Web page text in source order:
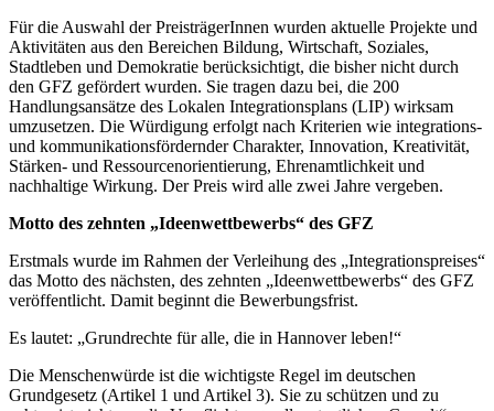
Für die Auswahl der PreisträgerInnen wurden aktuelle Projekte und
Aktivitäten aus den Bereichen Bildung, Wirtschaft, Soziales,
Stadtleben und Demokratie berücksichtigt, die bisher nicht durch
den GFZ gefördert wurden. Sie tragen dazu bei, die 200
Handlungsansätze des Lokalen Integrationsplans (LIP) wirksam
umzusetzen. Die Würdigung erfolgt nach Kriterien wie integrations-
und kommunikationsfördernder Charakter, Innovation, Kreativität,
Stärken- und Ressourcenorientierung, Ehrenamtlichkeit und
nachhaltige Wirkung. Der Preis wird alle zwei Jahre vergeben.
Motto des zehnten „Ideenwettbewerbs“ des GFZ
Erstmals wurde im Rahmen der Verleihung des „Integrationspreises“
das Motto des nächsten, des zehnten „Ideenwettbewerbs“ des GFZ
veröffentlicht. Damit beginnt die Bewerbungsfrist.
Es lautet: „Grundrechte für alle, die in Hannover leben!“
Die Menschenwürde ist die wichtigste Regel im deutschen
Grundgesetz (Artikel 1 und Artikel 3). Sie zu schützen und zu